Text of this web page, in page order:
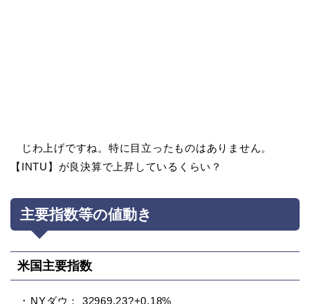
じわ上げですね。特に目立ったものはありません。
【INTU】が良決算で上昇しているくらい？
主要指数等の値動き
米国主要指数
･ NYダウ： 32969.23?+0.18%